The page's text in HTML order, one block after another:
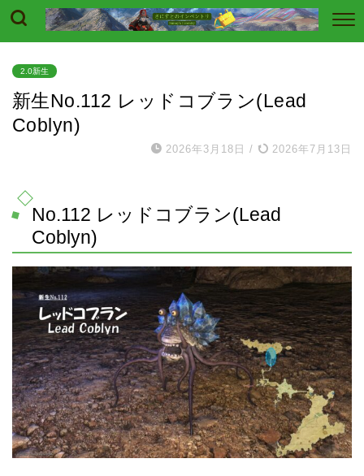
2.0新生
新生No.112 レッドコブラン(Lead
Coblyn)
2026年3月18日 / 2026年7月13日
No.112 レッドコブラン(Lead
Coblyn)